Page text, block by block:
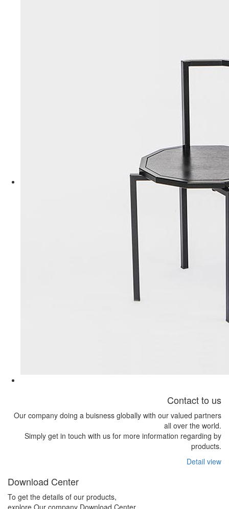
Contact to us
Our company doing a buisness globally with our valued partners
all over the world.
Simply get in touch with us for more information regarding by
products.
Detail view
Download Center
To get the details of our products,